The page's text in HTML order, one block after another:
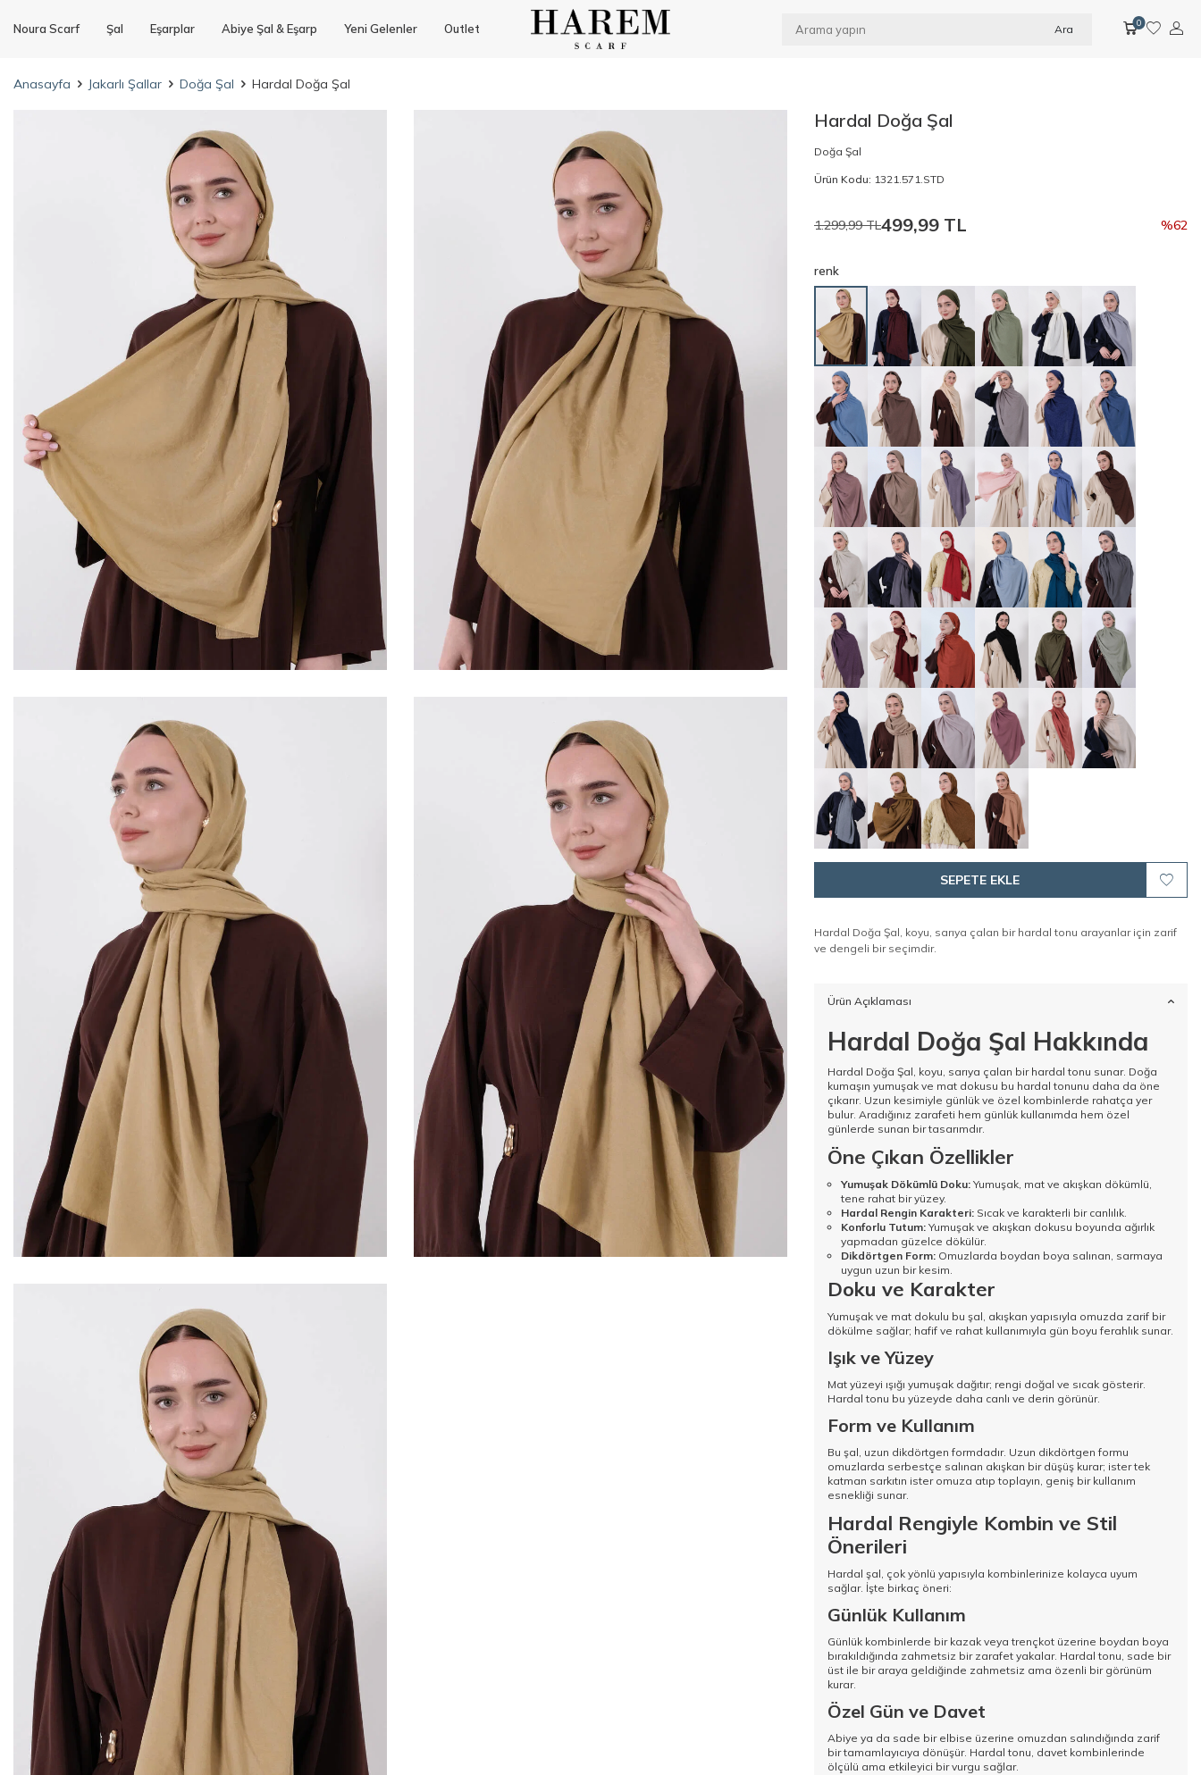
Noura Scarf Şal Eşarplar Abiye Şal & Eşarp Yeni Gelenler Outlet Ara 0
Anasayfa Jakarlı Şallar Doğa Şal Hardal Doğa Şal
Hardal Doğa Şal
Doğa Şal
Ürün Kodu: 1321.571.STD
1.299,99TL499,99 TL %62
renk
SEPETE EKLE
Hardal Doğa Şal, koyu, sarıya çalan bir hardal tonu arayanlar için zarif
ve dengeli bir seçimdir.
Ürün Açıklaması
Hardal Doğa Şal Hakkında
Hardal Doğa Şal, koyu, sarıya çalan bir hardal tonu sunar. Doğa
kumaşın yumuşak ve mat dokusu bu hardal tonunu daha da öne
çıkarır. Uzun kesimiyle günlük ve özel kombinlerde rahatça yer
bulur. Aradığınız zarafeti hem günlük kullanımda hem özel
günlerde sunan bir tasarımdır.
Öne Çıkan Özellikler
Yumuşak Dökümlü Doku: Yumuşak, mat ve akışkan dökümlü,
tene rahat bir yüzey.
Hardal Rengin Karakteri: Sıcak ve karakterli bir canlılık.
Konforlu Tutum: Yumuşak ve akışkan dokusu boyunda ağırlık
yapmadan güzelce dökülür.
Dikdörtgen Form: Omuzlarda boydan boya salınan, sarmaya
uygun uzun bir kesim.
Doku ve Karakter
Yumuşak ve mat dokulu bu şal, akışkan yapısıyla omuzda zarif bir
dökülme sağlar; hafif ve rahat kullanımıyla gün boyu ferahlık sunar.
Işık ve Yüzey
Mat yüzeyi ışığı yumuşak dağıtır; rengi doğal ve sıcak gösterir.
Hardal tonu bu yüzeyde daha canlı ve derin görünür.
Form ve Kullanım
Bu şal, uzun dikdörtgen formdadır. Uzun dikdörtgen formu
omuzlarda serbestçe salınan akışkan bir düşüş kurar; ister tek
katman sarkıtın ister omuza atıp toplayın, geniş bir kullanım
esnekliği sunar.
Hardal Rengiyle Kombin ve Stil
Önerileri
Hardal şal, çok yönlü yapısıyla kombinlerinize kolayca uyum
sağlar. İşte birkaç öneri:
Günlük Kullanım
Günlük kombinlerde bir kazak veya trençkot üzerine boydan boya
bırakıldığında zahmetsiz bir zarafet yakalar. Hardal tonu, sade bir
üst ile bir araya geldiğinde zahmetsiz ama özenli bir görünüm
kurar.
Özel Gün ve Davet
Abiye ya da sade bir elbise üzerine omuzdan salındığında zarif
bir tamamlayıcıya dönüşür. Hardal tonu, davet kombinlerinde
ölçülü ama etkileyici bir vurgu sağlar.